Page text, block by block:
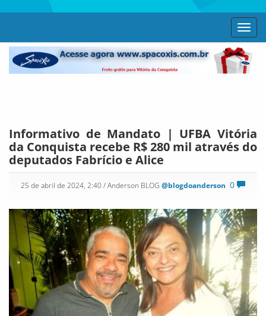
Informativo de Mandato | UFBA Vitória
da Conquista recebe R$ 280 mil através do
deputados Fabrício e Alice
0
25 de abril de 2024, 2:40/ Anderson BLOG @blogdoanderson